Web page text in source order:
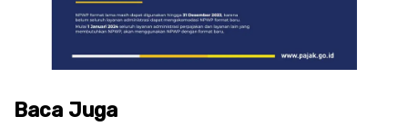
Baca Juga